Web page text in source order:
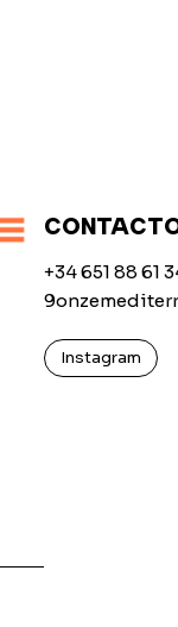
+34 651 88 61
Instagram